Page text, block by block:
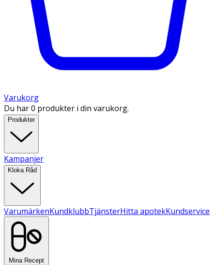
Varukorg
Du har 0 produkter i din varukorg.
Produkter
Kampanjer
Kloka Råd
VarumärkenKundklubbTjänsterHitta apotekKundservice
Mina Recept